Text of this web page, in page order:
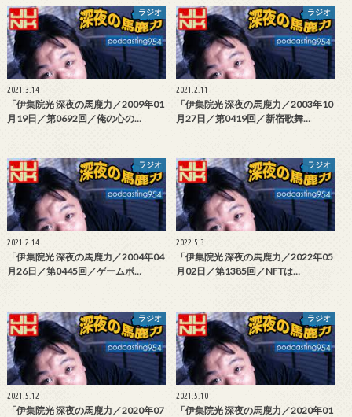
ラジオ
2021.3.14
「伊集院光 深夜の馬鹿力／2009年01
月19日／第0692回／俺の心の…
ラジオ
2021.2.11
「伊集院光 深夜の馬鹿力／2003年10
月27日／第0419回／新宿歌舞…
ラジオ
2021.2.14
「伊集院光 深夜の馬鹿力／2004年04
月26日／第0445回／ゲームボ…
ラジオ
2022.5.3
「伊集院光 深夜の馬鹿力／2022年05
月02日／第1385回／NFTは…
ラジオ
2021.5.12
「伊集院光 深夜の馬鹿力／2020年07
ラジオ
2021.5.10
「伊集院光 深夜の馬鹿力／2020年01